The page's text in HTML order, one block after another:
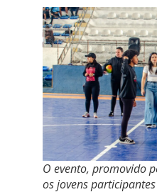
O evento, promovido
os jovens